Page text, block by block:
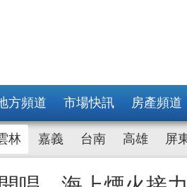
方頻道 市場快訊 房產頻道
林 嘉義 台南 高雄 屏